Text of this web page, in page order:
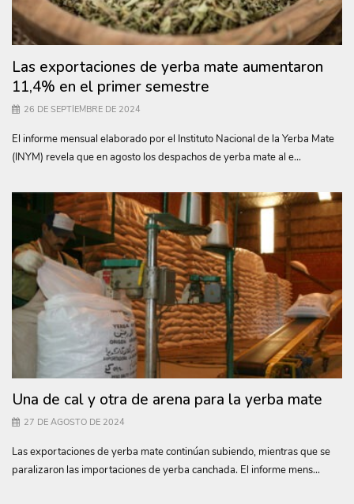
Las exportaciones de yerba mate aumentaron
11,4% en el primer semestre
26 DE SEPTIEMBRE DE 2024
El informe mensual elaborado por el Instituto Nacional de la Yerba Mate
(INYM) revela que en agosto los despachos de yerba mate al e...
Una de cal y otra de arena para la yerba mate
27 DE AGOSTO DE 2024
Las exportaciones de yerba mate continúan subiendo, mientras que se
paralizaron las importaciones de yerba canchada. El informe mens...